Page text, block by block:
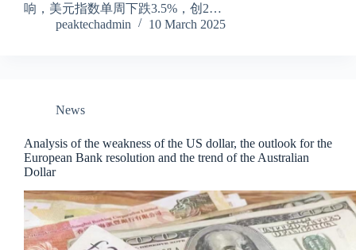
响，美元指数单周下跌3.5%，创2…
peaktechadmin
10 March 2025
News
Analysis of the weakness of the US dollar, the outlook for the
European Bank resolution and the trend of the Australian
Dollar